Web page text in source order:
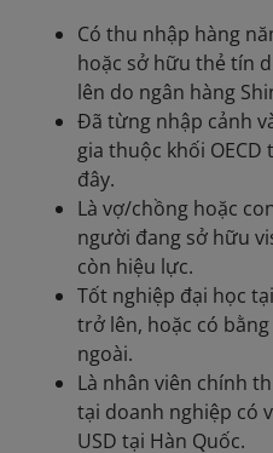
Có thu nhập hàng
hoặc sở hữu thẻ tín
lên do ngân hàng
Đã từng nhập cảnh
gia thuộc khối
đây.
Là vợ/chồng hoặc
người đang sở hữu
còn hiệu lực.
Tốt nghiệp đại học
trở lên, hoặc có
ngoài.
Là nhân viên chính
tại doanh nghiệp có
USD tại Hàn Quốc.